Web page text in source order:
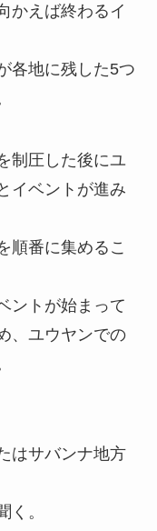
かえば終わるイ
各地に残した5つ
制圧した後にユ
イベントが進み
順番に集めるこ
ントが始まって
、ユウヤンでの
はサバンナ地方
く。